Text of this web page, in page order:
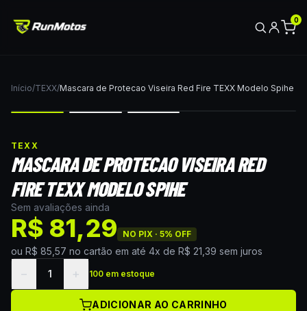
0
Início/TEXX/Mascara de Protecao Viseira Red Fire TEXX Modelo Spihe
TEXX
MASCARA DE PROTECAO VISEIRA RED
FIRE TEXX MODELO SPIHE
Sem avaliações ainda
R$ 81,29 NO PIX · 5% OFF
ou R$ 85,57 no cartão em até 4x de R$ 21,39 sem juros
− 1 + 100 em estoque
ADICIONAR AO CARRINHO